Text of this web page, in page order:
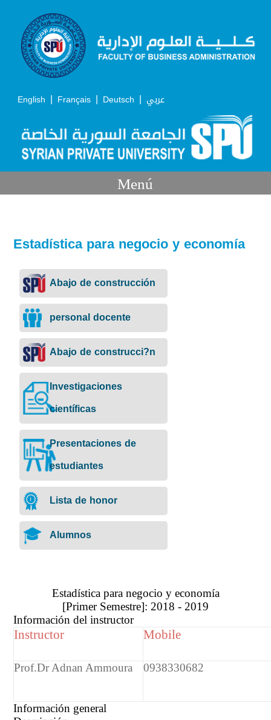
English | Français | Deutsch | عربي
Menú
Estadística para negocio y economía
Abajo de construcción
personal docente
Abajo de construcci?n
Investigaciones
científicas
Presentaciones de
estudiantes
Lista de honor
Alumnos
Estadística para negocio y economía
[Primer Semestre]: 2018 - 2019
Información del instructor
Instructor Mobile
Prof.Dr Adnan Ammoura 0938330682
Información general